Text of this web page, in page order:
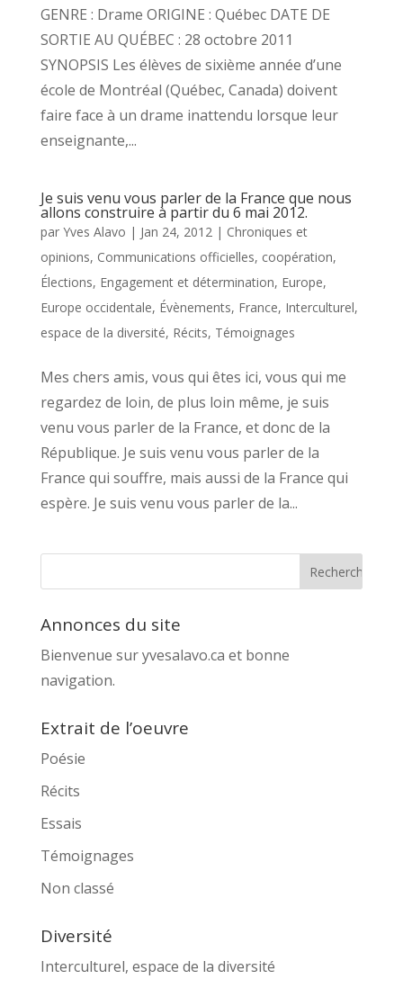
GENRE : Drame ORIGINE : Québec DATE DE
SORTIE AU QUÉBEC : 28 octobre 2011
SYNOPSIS Les élèves de sixième année d’une
école de Montréal (Québec, Canada) doivent
faire face à un drame inattendu lorsque leur
enseignante,...
Je suis venu vous parler de la France que nous
allons construire à partir du 6 mai 2012.
par Yves Alavo | Jan 24, 2012| Chroniques et
opinions, Communications officielles, coopération,
Élections, Engagement et détermination, Europe,
Europe occidentale, Évènements, France, Interculturel,
espace de la diversité, Récits, Témoignages
Mes chers amis, vous qui êtes ici, vous qui me
regardez de loin, de plus loin même, je suis
venu vous parler de la France, et donc de la
République. Je suis venu vous parler de la
France qui souffre, mais aussi de la France qui
espère. Je suis venu vous parler de la...
Annonces du site
Bienvenue sur yvesalavo.ca et bonne
navigation.
Extrait de l’oeuvre
Poésie
Récits
Essais
Témoignages
Non classé
Diversité
Interculturel, espace de la diversité